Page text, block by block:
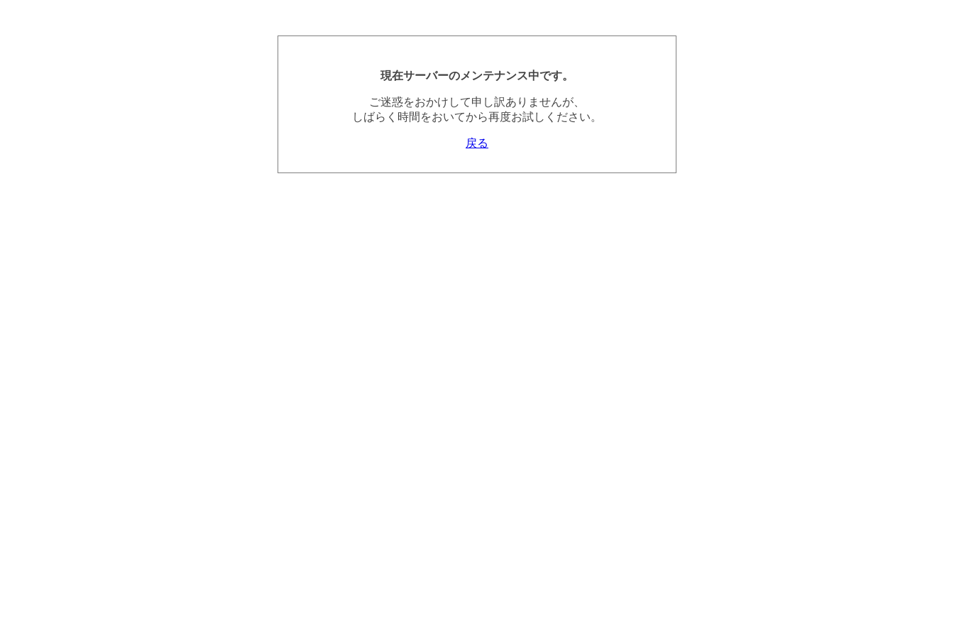
現在サーバーのメンテナンス中です。
ご迷惑をおかけして申し訳ありませんが、
しばらく時間をおいてから再度お試しください。
戻る